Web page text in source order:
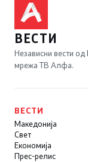
ВЕСТИ
Независни вести
мрежа ТВ Алфа.
ВЕСТИ
Македонија
Свет
Економија
Прес-релис